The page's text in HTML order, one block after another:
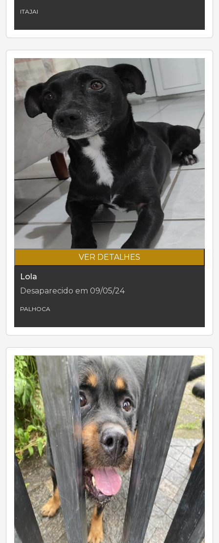
ITAJAI
VER DETALHES
Lola
Desaparecido em 09/05/24
PALHOCA